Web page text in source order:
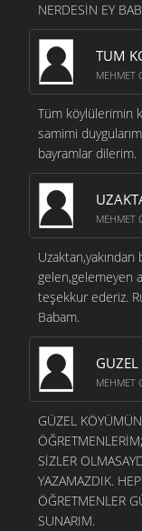
NERDESİN EY
TUM
MEHMET
Tüm köylülerimin
samimi
bayramlar dilerim.
MEHMET
Uzaktan,yakından
gelen,gelemeyen
teşekkur ederiz.
Babam.
MEHMET
GÜZEL
ÖĞRETMENLERİM;
SİZLER
YAZAMAZDIK.
ÖĞRETMENLER
SUNARIM.